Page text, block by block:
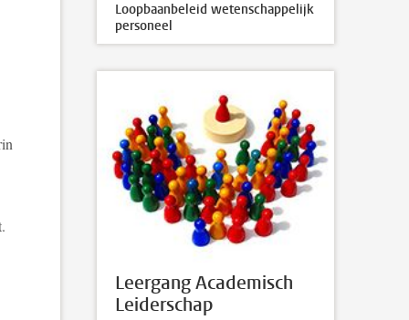
Loopbaanbeleid wetenschappelijk
personeel
Leergang Academisch
Leiderschap